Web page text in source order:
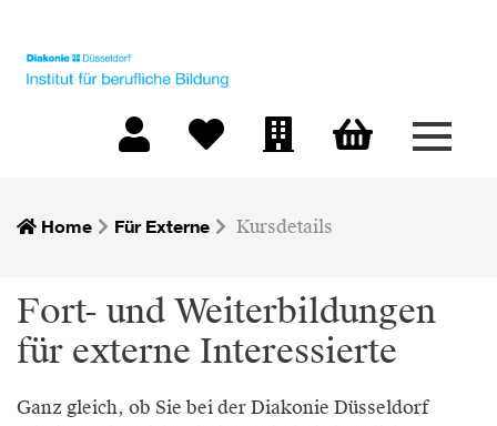
Menü
Home Für Externe Kursdetails
Fort- und Weiterbildungen
für externe Interessierte
Ganz gleich, ob Sie bei der Diakonie Düsseldorf